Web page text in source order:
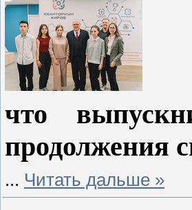
что
продолжения
... Читать дальше »